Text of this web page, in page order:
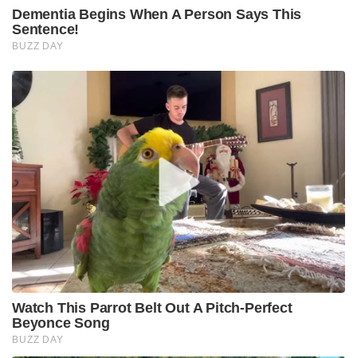
Dementia Begins When A Person Says This
Sentence!
BUZZ DAY
Watch This Parrot Belt Out A Pitch-Perfect
Beyonce Song
BUZZ DAY